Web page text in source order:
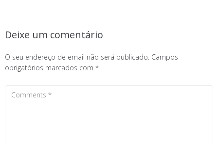
Deixe um comentário
O seu endereço de email não será publicado. Campos
obrigatórios marcados com *